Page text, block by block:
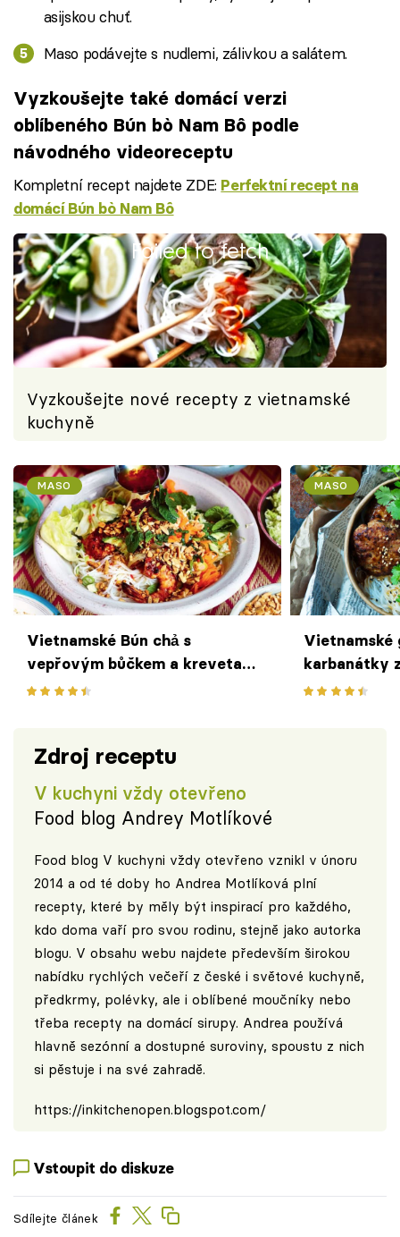
asijskou chuť.
Maso podávejte s nudlemi, zálivkou a salátem.
Vyzkoušejte také domácí verzi
oblíbeného Bún bò Nam Bô podle
návodného videoreceptu
Kompletní recept najdete ZDE: Perfektní recept na
domácí Bún bò Nam Bô
Failed to fetch
Vyzkoušejte nové recepty z vietnamské
kuchyně
MASO
Vietnamské Bún chả s
vepřovým bůčkem a krevetami
podle Jamieho Olivera
MASO
Vietnamské
karbanátky
stylu Bún
Zdroj receptu
V kuchyni vždy otevřeno
Food blog Andrey Motlíkové
Food blog V kuchyni vždy otevřeno vznikl v únoru
2014 a od té doby ho Andrea Motlíková plní
recepty, které by měly být inspirací pro každého,
kdo doma vaří pro svou rodinu, stejně jako autorka
blogu. V obsahu webu najdete především širokou
nabídku rychlých večeří z české i světové kuchyně,
předkrmy, polévky, ale i oblíbené moučníky nebo
třeba recepty na domácí sirupy. Andrea používá
hlavně sezónní a dostupné suroviny, spoustu z nich
si pěstuje i na své zahradě.
https://inkitchenopen.blogspot.com/
Vstoupit do diskuze
Sdílejte článek